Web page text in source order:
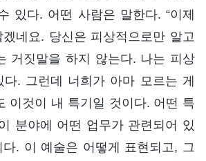
있다. 어떤 사람은 말한다. “이제
네요. 당신은 피상적으로만 알고
거짓말을 하지 않는다. 나는 피상
다. 그런데 너희가 아마 모르는 게
이것이 내 특기일 것이다. 어떤 특
분야에 어떤 업무가 관련되어 있
. 이 예술은 어떻게 표현되고, 그